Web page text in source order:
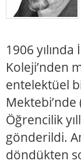
1906
Koleji’nden
entelektüel
Öğrencilik
gönderildi.
döndükten